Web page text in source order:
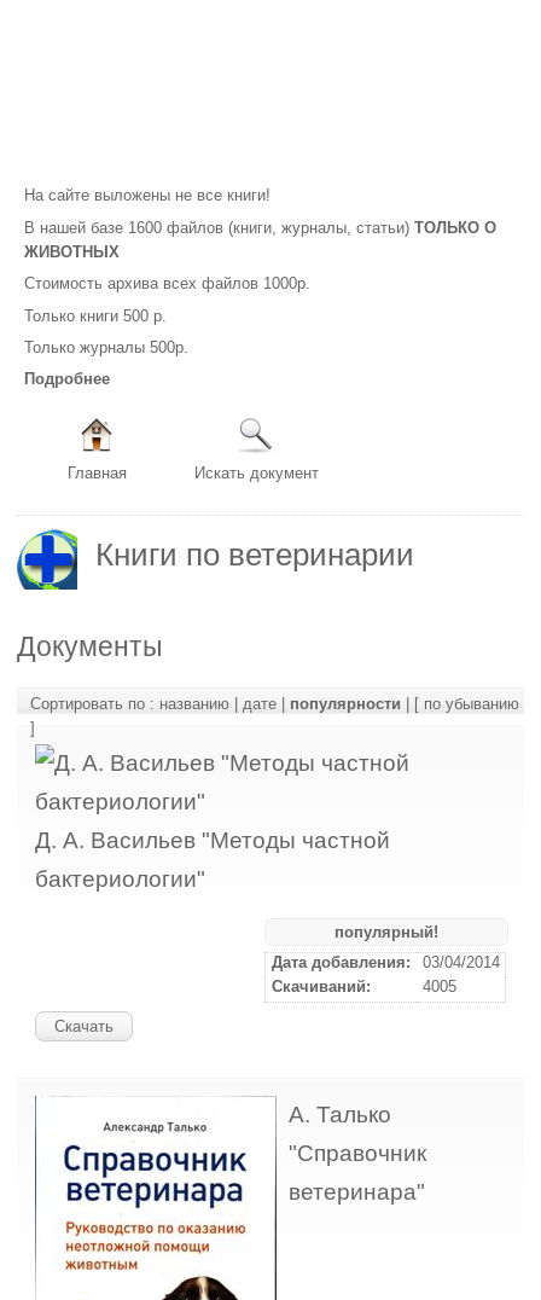
На сайте выложены не все книги!
В нашей базе 1600 файлов (книги, журналы, статьи) ТОЛЬКО О
ЖИВОТНЫХ
Стоимость архива всех файлов 1000р.
Только книги 500 р.
Только журналы 500р.
Подробнее
Главная Искать документ
Книги по ветеринарии
Документы
Сортировать по : названию | дате | популярности | [ по убыванию
]
Д. А. Васильев "Методы частной
бактериологии"
популярный!
Дата добавления:
03/04/2014
Скачиваний:
4005
Скачать
А. Талько
"Справочник
ветеринара"